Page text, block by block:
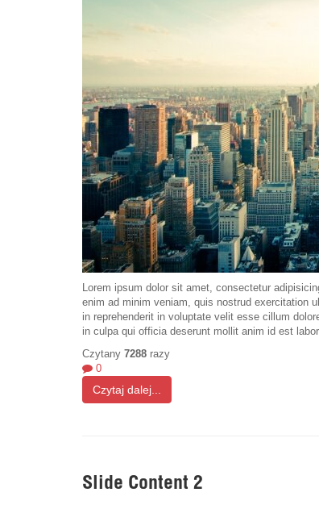
Lorem ipsum dolor sit amet, consectetur
enim ad minim veniam, quis nostrud exercitation
in reprehenderit in voluptate velit esse cillum
in culpa qui officia deserunt mollit anim id est
Czytany 7288 razy
0
Czytaj dalej...
Slide Content 2